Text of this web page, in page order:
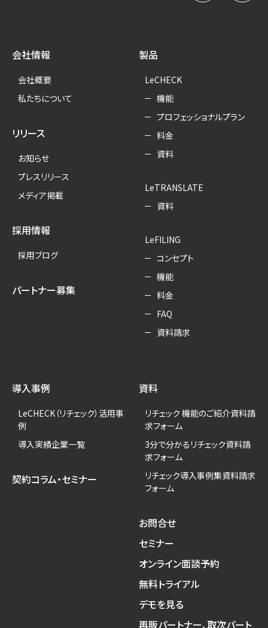
会社情報
会社概要
私たちについて
リリース
お知らせ
プレスリリース
メディア掲載
採用情報
採用ブログ
パートナー募集
製品
LeCHECK
機能
プロフェッショナルプラン
料金
資料
LeTRANSLATE
資料
LeFILING
コンセプト
機能
料金
FAQ
資料請求
導入事例
LeCHECK（リチェック）活用事
例
導入実績企業一覧
契約コラム・セミナー
資料
リチェック 機能のご紹介資料請
求フォーム
3分で分かるリチェック資料請
求フォーム
リチェック導入事例集資料請求
フォーム
お問合せ
セミナー
オンライン面談予約
無料トライアル
デモを見る
再販パートナー、取次パート